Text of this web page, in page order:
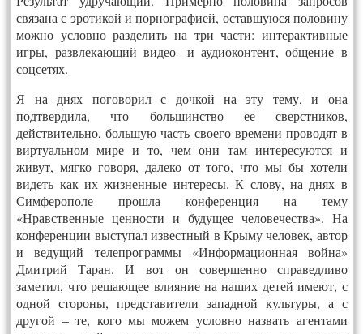
связана с эротикой и порнографией, оставшуюся половину
можно условно разделить на три части: интерактивные
игры, развлекающий видео- и аудиоконтент, общение в
соцсетях.
Я на днях поговорил с дочкой на эту тему, и она
подтвердила, что большинство ее сверстников,
действительно, большую часть своего времени проводят в
виртуальном мире и то, чем они там интересуются и
живут, мягко говоря, далеко от того, что мы бы хотели
видеть как их жизненные интересы. К слову, на днях в
Симферополе прошла конференция на тему
«Нравственные ценности и будущее человечества». На
конференции выступал известный в Крыму человек, автор
и ведущий телепрограммы «Информационная война»
Дмитрий Таран. И вот он совершенно справедливо
заметил, что решающее влияние на наших детей имеют, с
одной стороны, представители западной культуры, а с
другой – те, кого мы можем условно назвать агентами